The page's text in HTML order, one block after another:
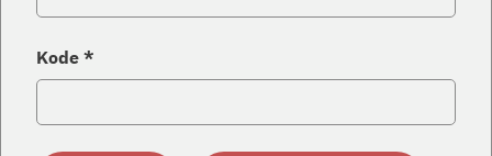
Kode *